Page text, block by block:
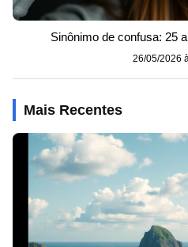
Sinônimo de confusa: 25
26/05/2026
Mais Recentes